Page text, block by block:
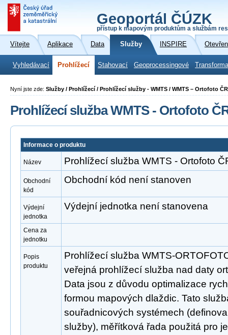
Geoportál ČÚZK
přístup k mapovým produktům a službám
Vítejte Aplikace Data Služby INSPIRE
Vyhledávací Prohlížecí Stahovací Geoprocessingové
Nyní jste zde: Služby / Prohlížecí / Prohlížecí služby - WMTS / WMTS – Ortofoto ČR
Prohlížecí služba WMTS - Ortofoto
Informace o produktu
Název Prohlížecí služba WMTS - Ortofoto
Obchodní
kód
Obchodní kód není stanoven
Výdejní
jednotka
Výdejní jednotka není stanovena
Cena za
jednotku
Popis
produktu
Prohlížecí služba WMTS-
veřejná prohlížecí služba nad daty
Data jsou z důvodu optimalizace
formou mapových dlaždic. Tato
souřadnicových systémech
služby), měřítková řada použitá pro